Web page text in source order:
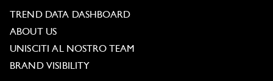
TREND DATA DASHBOARD
ABOUT US
UNISCITI AL NOSTRO TEAM
BRAND VISIBILITY